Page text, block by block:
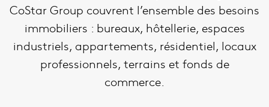
CoStar Group couvrent l’ensemble des besoins
immobiliers : bureaux, hôtellerie, espaces
industriels, appartements, résidentiel, locaux
professionnels, terrains et fonds de
commerce.